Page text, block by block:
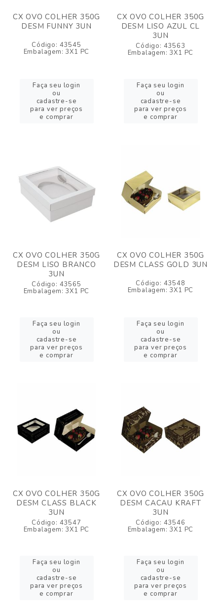
CX OVO COLHER 350G
DESM FUNNY 3UN
Código: 43545
Embalagem: 3X1 PC
Faça seu login
ou
cadastre-se
para ver preços
e comprar
CX OVO COLHER 350G
DESM LISO AZUL CL
3UN
Código: 43563
Embalagem: 3X1 PC
Faça seu login
ou
cadastre-se
para ver preços
e comprar
CX OVO COLHER 350G
DESM LISO BRANCO
3UN
Código: 43565
Embalagem: 3X1 PC
Faça seu login
ou
cadastre-se
para ver preços
e comprar
CX OVO COLHER 350G
DESM CLASS GOLD 3UN
Código: 43548
Embalagem: 3X1 PC
Faça seu login
ou
cadastre-se
para ver preços
e comprar
CX OVO COLHER 350G
DESM CLASS BLACK
3UN
Código: 43547
Embalagem: 3X1 PC
Faça seu login
ou
cadastre-se
para ver preços
e comprar
CX OVO COLHER 350G
DESM CACAU KRAFT
3UN
Código: 43546
Embalagem: 3X1 PC
Faça seu login
ou
cadastre-se
para ver preços
e comprar